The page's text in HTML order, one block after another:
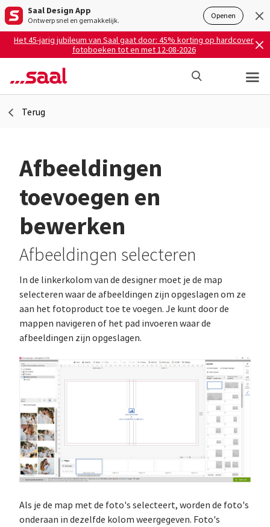
Saal Design App
Ontwerp snel en gemakkelijk. Openen
Het 45-jarig jubileum van Saal gaat door: 45% korting op hardcover
fotoboeken tot en met 12-08-2026
Terug
Afbeeldingen
toevoegen en
bewerken
Afbeeldingen selecteren
In de linkerkolom van de designer moet je de map
selecteren waar de afbeeldingen zijn opgeslagen om ze
aan het fotoproduct toe te voegen. Je kunt door de
mappen navigeren of het pad invoeren waar de
afbeeldingen zijn opgeslagen.
Als je de map met de foto's selecteert, worden de foto's
onderaan in dezelfde kolom weergegeven. Foto's